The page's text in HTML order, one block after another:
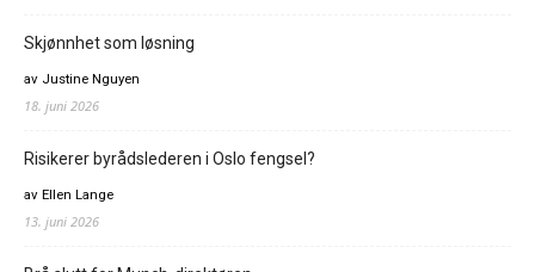
Skjønnhet som løsning
av Justine Nguyen
18. juni 2026
Risikerer byrådslederen i Oslo fengsel?
av Ellen Lange
13. juni 2026